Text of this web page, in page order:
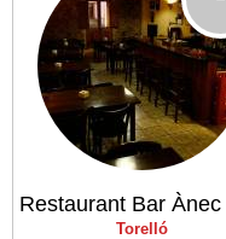
Torelló